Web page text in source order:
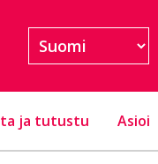
ja tutustu Asioi